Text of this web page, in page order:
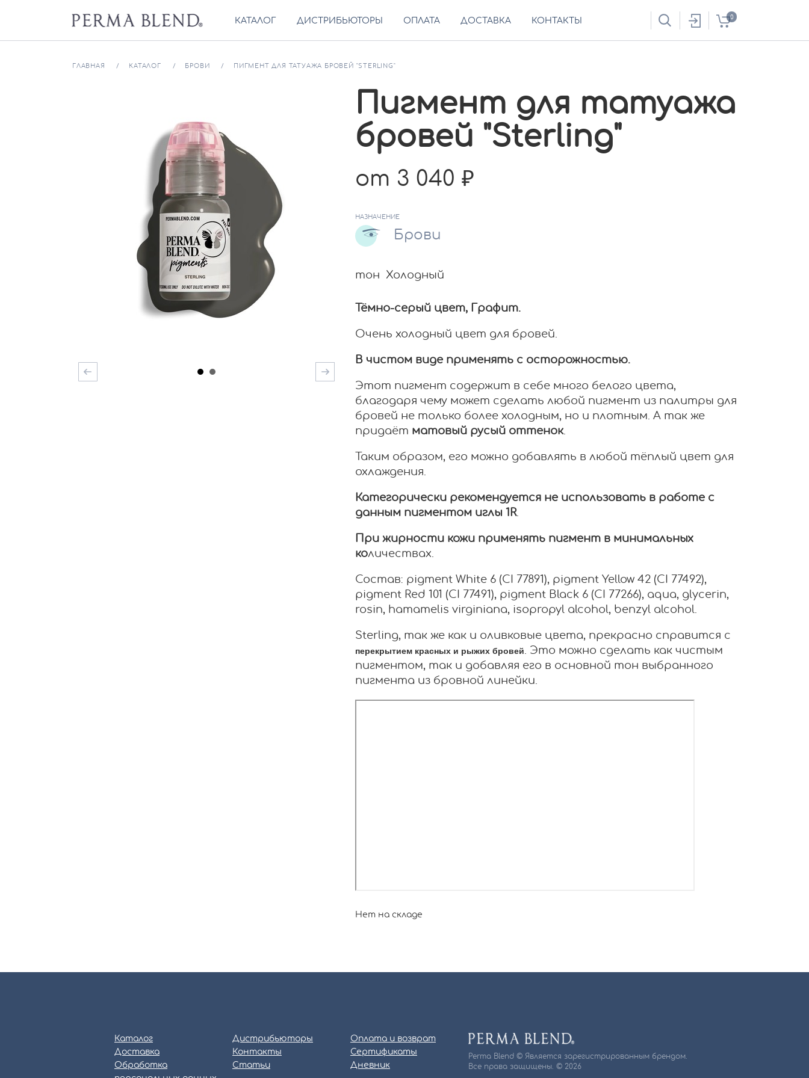
КАТАЛОГ ДИСТРИБЬЮТОРЫ ОПЛАТА ДОСТАВКА КОНТАКТЫ 0
ГЛАВНАЯ КАТАЛОГ БРОВИ ПИГМЕНТ ДЛЯ ТАТУАЖА БРОВЕЙ "STERLING"
Пигмент для татуажа
бровей "Sterling"
от 3 040
НАЗНАЧЕНИЕ
Брови
тон Холодный
Тёмно-серый цвет, Графит.
Очень холодный цвет для бровей.
В чистом виде применять с осторожностью.
Этот пигмент содержит в себе много белого цвета,
благодаря чему может сделать любой пигмент из палитры для
бровей не только более холодным, но и плотным. А так же
придаёт матовый русый оттенок.
Таким образом, его можно добавлять в любой тёплый цвет для
охлаждения.
Категорически рекомендуется не использовать в работе с
данным пигментом иглы 1R.
При жирности кожи применять пигмент в минимальных
количествах.
Состав: pigment White 6 (CI 77891), pigment Yellow 42 (CI 77492),
pigment Red 101 (CI 77491), pigment Black 6 (CI 77266), aqua, glycerin,
rosin, hamamelis virginiana, isopropyl alcohol, benzyl alcohol.
Sterling, так же как и оливковые цвета, прекрасно справится с
перекрытием красных и рыжих бровей. Это можно сделать как чистым
пигментом, так и добавляя его в основной тон выбранного
пигмента из бровной линейки.
Нет на складе
Каталог Дистрибьюторы
Оплата и возврат
Доставка
Контакты
Сертификаты
Обработка
Статьи Дневник
Perma Blend © Является зарегистрированным брендом.
Все права защищены. © 2026